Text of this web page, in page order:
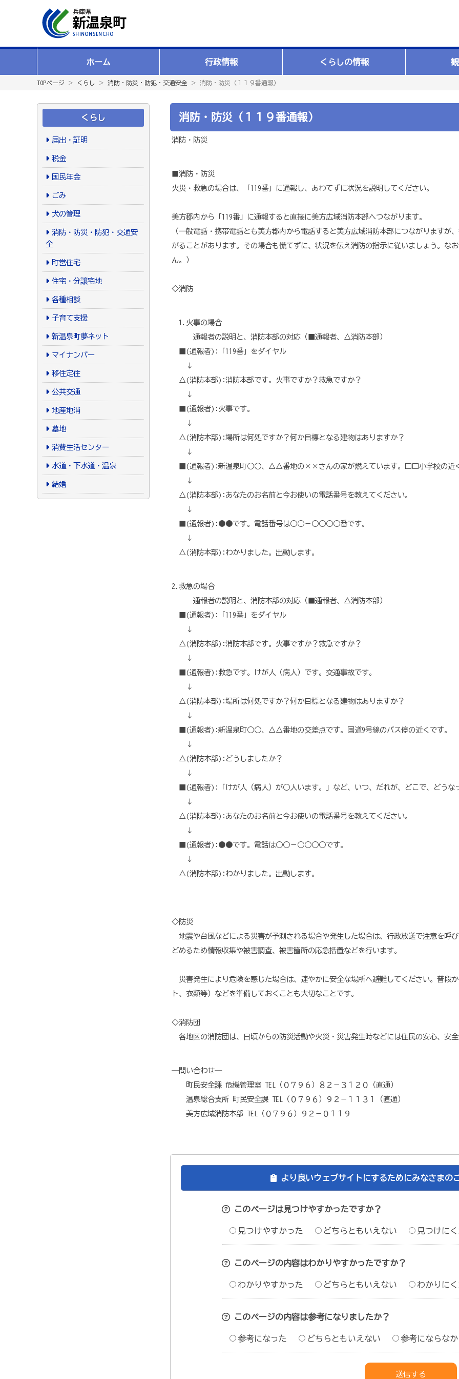
ホーム 行政情報 くらしの情報
TOPページ ＞ くらし ＞ 消防・防災・防犯・交通安全 ＞ 消防・防災（１１９番通報）
くらし
届出・証明
税金
国民年金
ごみ
犬の管理
消防・防災・防犯・交通安
全
町営住宅
住宅・分譲宅地
各種相談
子育て支援
新温泉町夢ネット
マイナンバー
移住定住
公共交通
地産地消
墓地
消費生活センター
水道・下水道・温泉
結婚
消防・防災（１１９番通報）
消防・防災
■消防・防災
火災・救急の場合は、「119番」に通報し、あわてずに状況を説明してください。
美方郡内から「119番」に通報すると直接に美方広域消防本部へつながります。
（一般電話・携帯電話とも美方郡内から電話すると美方広域消防本部につながりますが
がることがあります。その場合も慌てずに、状況を伝え消防の指示に従いましょう。な
ん。）
◇消防
1.火事の場合
通報者の説明と、消防本部の対応（■通報者、△消防本部）
■(通報者):「119番」をダイヤル
↓
△(消防本部):消防本部です。火事ですか？救急ですか？
↓
■(通報者):火事です。
↓
△(消防本部):場所は何処ですか？何か目標となる建物はありますか？
↓
■(通報者):新温泉町○○、△△番地の××さんの家が燃えています。□□小学校の近
↓
△(消防本部):あなたのお名前と今お使いの電話番号を教えてください。
↓
■(通報者):●●です。電話番号は○○－○○○○番です。
↓
△(消防本部):わかりました。出動します。
2.救急の場合
通報者の説明と、消防本部の対応（■通報者、△消防本部）
■(通報者):「119番」をダイヤル
↓
△(消防本部):消防本部です。火事ですか？救急ですか？
↓
■(通報者):救急です。けが人（病人）です。交通事故です。
↓
△(消防本部):場所は何処ですか？何か目標となる建物はありますか？
↓
■(通報者):新温泉町○○、△△番地の交差点です。国道9号線のバス停の近くです。
↓
△(消防本部):どうしましたか？
↓
■(通報者):「けが人（病人）が○人います。」など、いつ、だれが、どこで、どうな
↓
△(消防本部):あなたのお名前と今お使いの電話番号を教えてください。
↓
■(通報者):●●です。電話は○○－○○○○です。
↓
△(消防本部):わかりました。出動します。
◇防災
地震や台風などによる災害が予測される場合や発生した場合は、行政放送で注意を呼
どめるため情報収集や被害調査、被害箇所の応急措置などを行います。
災害発生により危険を感じた場合は、速やかに安全な場所へ避難してください。普段
ト、衣類等）などを準備しておくことも大切なことです。
◇消防団
各地区の消防団は、日頃からの防災活動や火災・災害発生時などには住民の安心、安
―問い合わせ―
町民安全課 危機管理室 TEL（０７９６）８２－３１２０（直通）
温泉総合支所 町民安全課 TEL（０７９６）９２－１１３１（直通）
美方広域消防本部 TEL（０７９６）９２－０１１９
より良いウェブサイトにするためにみなさまの
このページは見つけやすかったですか？
見つけやすかった どちらともいえない 見つけに
このページの内容はわかりやすかったですか？
わかりやすかった どちらともいえない わかりに
このページの内容は参考になりましたか？
参考になった どちらともいえない 参考にならな